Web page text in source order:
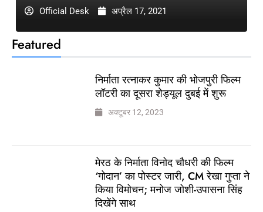
Featured
निर्माता रत्नाकर कुमार की भोजपुरी फिल्म
लॉटरी का दूसरा शेड्यूल दुबई में शुरू
अक्टूबर 12, 2023
मेरठ के निर्माता विनोद चौधरी की फिल्म
‘गोदान’ का पोस्टर जारी, CM रेखा गुप्ता ने
किया विमोचन; मनोज जोशी-उपासना सिंह
दिखेंगे साथ
Official Desk अप्रैल 17, 2021